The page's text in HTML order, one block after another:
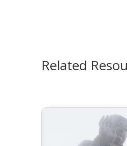
Related